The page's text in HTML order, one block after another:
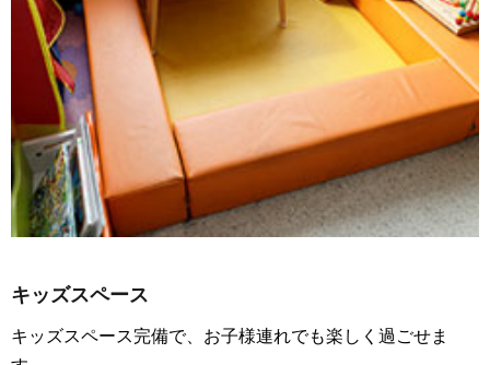
キッズスペース
キッズスペース完備で、お子様連れでも楽しく過ごせま